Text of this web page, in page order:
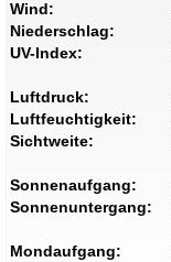
Wind:
Niederschlag:
UV-Index:
Luftdruck:
Luftfeuchtigkeit:
Sichtweite:
Sonnenaufgang:
Sonnenuntergang:
Mondaufgang: